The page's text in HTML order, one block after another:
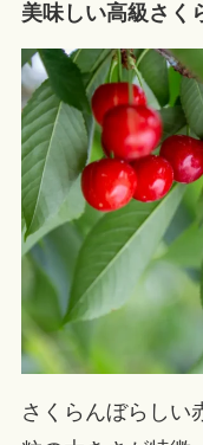
美味しい高級さく
さくらんぼらしい